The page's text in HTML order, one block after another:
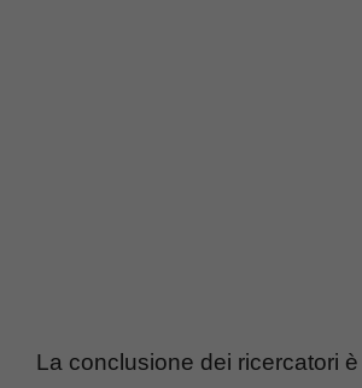
La conclusione dei ricercatori